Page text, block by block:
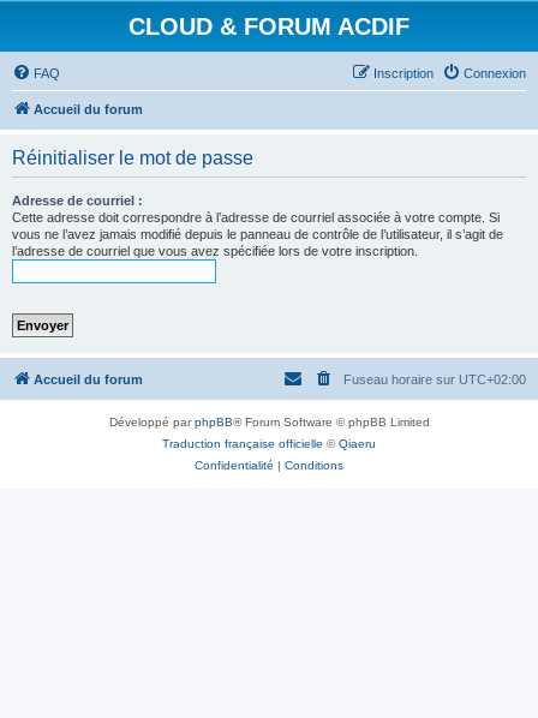
CLOUD & FORUM ACDIF
FAQ Connexion
Inscription
Accueil du forum
Réinitialiser le mot de passe
Adresse de courriel :
Cette adresse doit correspondre à l’adresse de courriel associée à votre compte. Si
vous ne l’avez jamais modifié depuis le panneau de contrôle de l’utilisateur, il s’agit de
l’adresse de courriel que vous avez spécifiée lors de votre inscription.
Accueil du forum Fuseau horaire sur UTC+02:00
Développé parphpBB® Forum Software © phpBB Limited
Traduction française officielle ©Qiaeru
Confidentialité | Conditions